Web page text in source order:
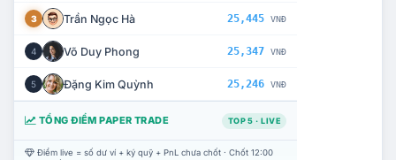
3 Trần Ngọc Hà 25,445 VNĐ
4 Võ Duy Phong 25,347 VNĐ
5 Đặng Kim Quỳnh 25,246 VNĐ
TỔNG ĐIỂM PAPER TRADE TOP 5 · LIVE
Điểm live = số dư ví + ký quỹ + PnL chưa chốt · Chốt 12:00